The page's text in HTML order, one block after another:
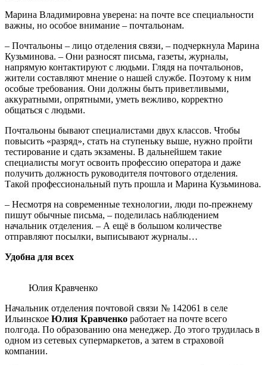
Марина Владимировна уверена: на почте все специальности
важны, но особое внимание – почтальонам.
– Почтальоны – лицо отделения связи, – подчеркнула Марина
Кузьминова. – Они разносят письма, газеты, журналы,
напрямую контактируют с людьми. Глядя на почтальонов,
жители составляют мнение о нашей службе. Поэтому к ним
особые требования. Они должны быть приветливыми,
аккуратными, опрятными, уметь вежливо, корректно
общаться с людьми.
Почтальоны бывают специалистами двух классов. Чтобы
повысить «разряд», стать на ступеньку выше, нужно пройти
тестирование и сдать экзамены. В дальнейшем такие
специалисты могут освоить профессию оператора и даже
получить должность руководителя почтового отделения.
Такой профессиональный путь прошла и Марина Кузьминова.
– Несмотря на современные технологии, люди по-прежнему
пишут обычные письма, – поделилась наблюдением
начальник отделения. – А ещё в большом количестве
отправляют посылки, выписывают журналы…
Удобна для всех
Юлия Кравченко
Начальник отделения почтовой связи № 142061 в селе
Ильинское Юлия Кравченко работает на почте всего
полгода. По образованию она менеджер. До этого трудилась в
одном из сетевых супермаркетов, а затем в страховой
компании.